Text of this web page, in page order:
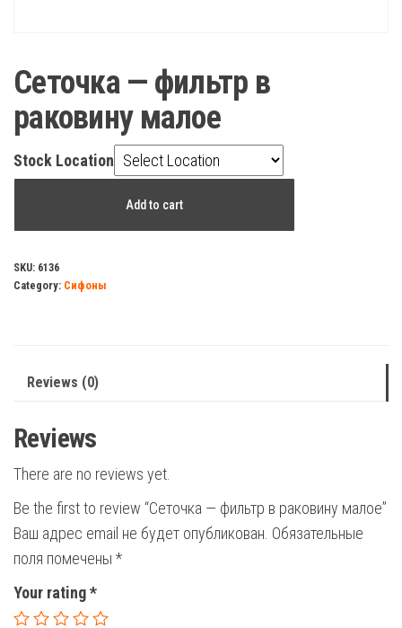
Сеточка — фильтр в
раковину малое
Stock Location
в
раковину
Add to cart
SKU: 6136
Category: Сифоны
Reviews (0)
Reviews
There are no reviews yet.
Be the first to review “Сеточка — фильтр в раковину малое”
Ваш адрес email не будет опубликован. Обязательные
поля помечены *
Your rating*